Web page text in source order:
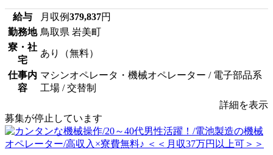
給与 月収例379,837円
勤務地 鳥取県 岩美町
寮・社
宅
あり（無料）
仕事内
容
マシンオペレータ・機械オペレーター / 電子部品系
工場 / 交替制
詳細を表示
募集が停止しています